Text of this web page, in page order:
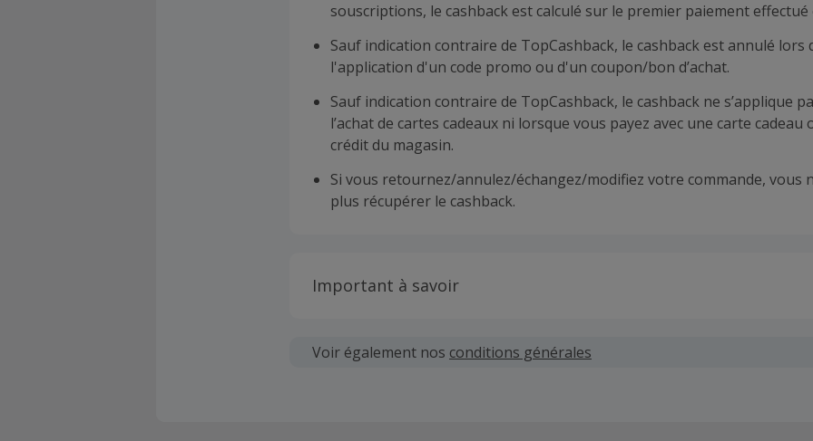
souscriptions, le cashback est calculé sur le premier paiement effectué
Sauf indication contraire de TopCashback, le cashback est annulé lors
l'application d'un code promo ou d'un coupon/bon d’achat.
Sauf indication contraire de TopCashback, le cashback ne s’applique
l’achat de cartes cadeaux ni lorsque vous payez avec une carte cadeau
crédit du magasin.
Si vous retournez/annulez/échangez/modifiez votre commande, vous
plus récupérer le cashback.
Important à savoir
soumises au plus tard dans les 100 jours qui suivent la date d'achat.
Voir également nos conditions générales